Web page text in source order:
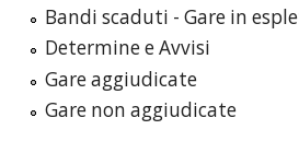
Bandi scaduti - Gare in
Determine e Avvisi
Gare aggiudicate
Gare non aggiudicate